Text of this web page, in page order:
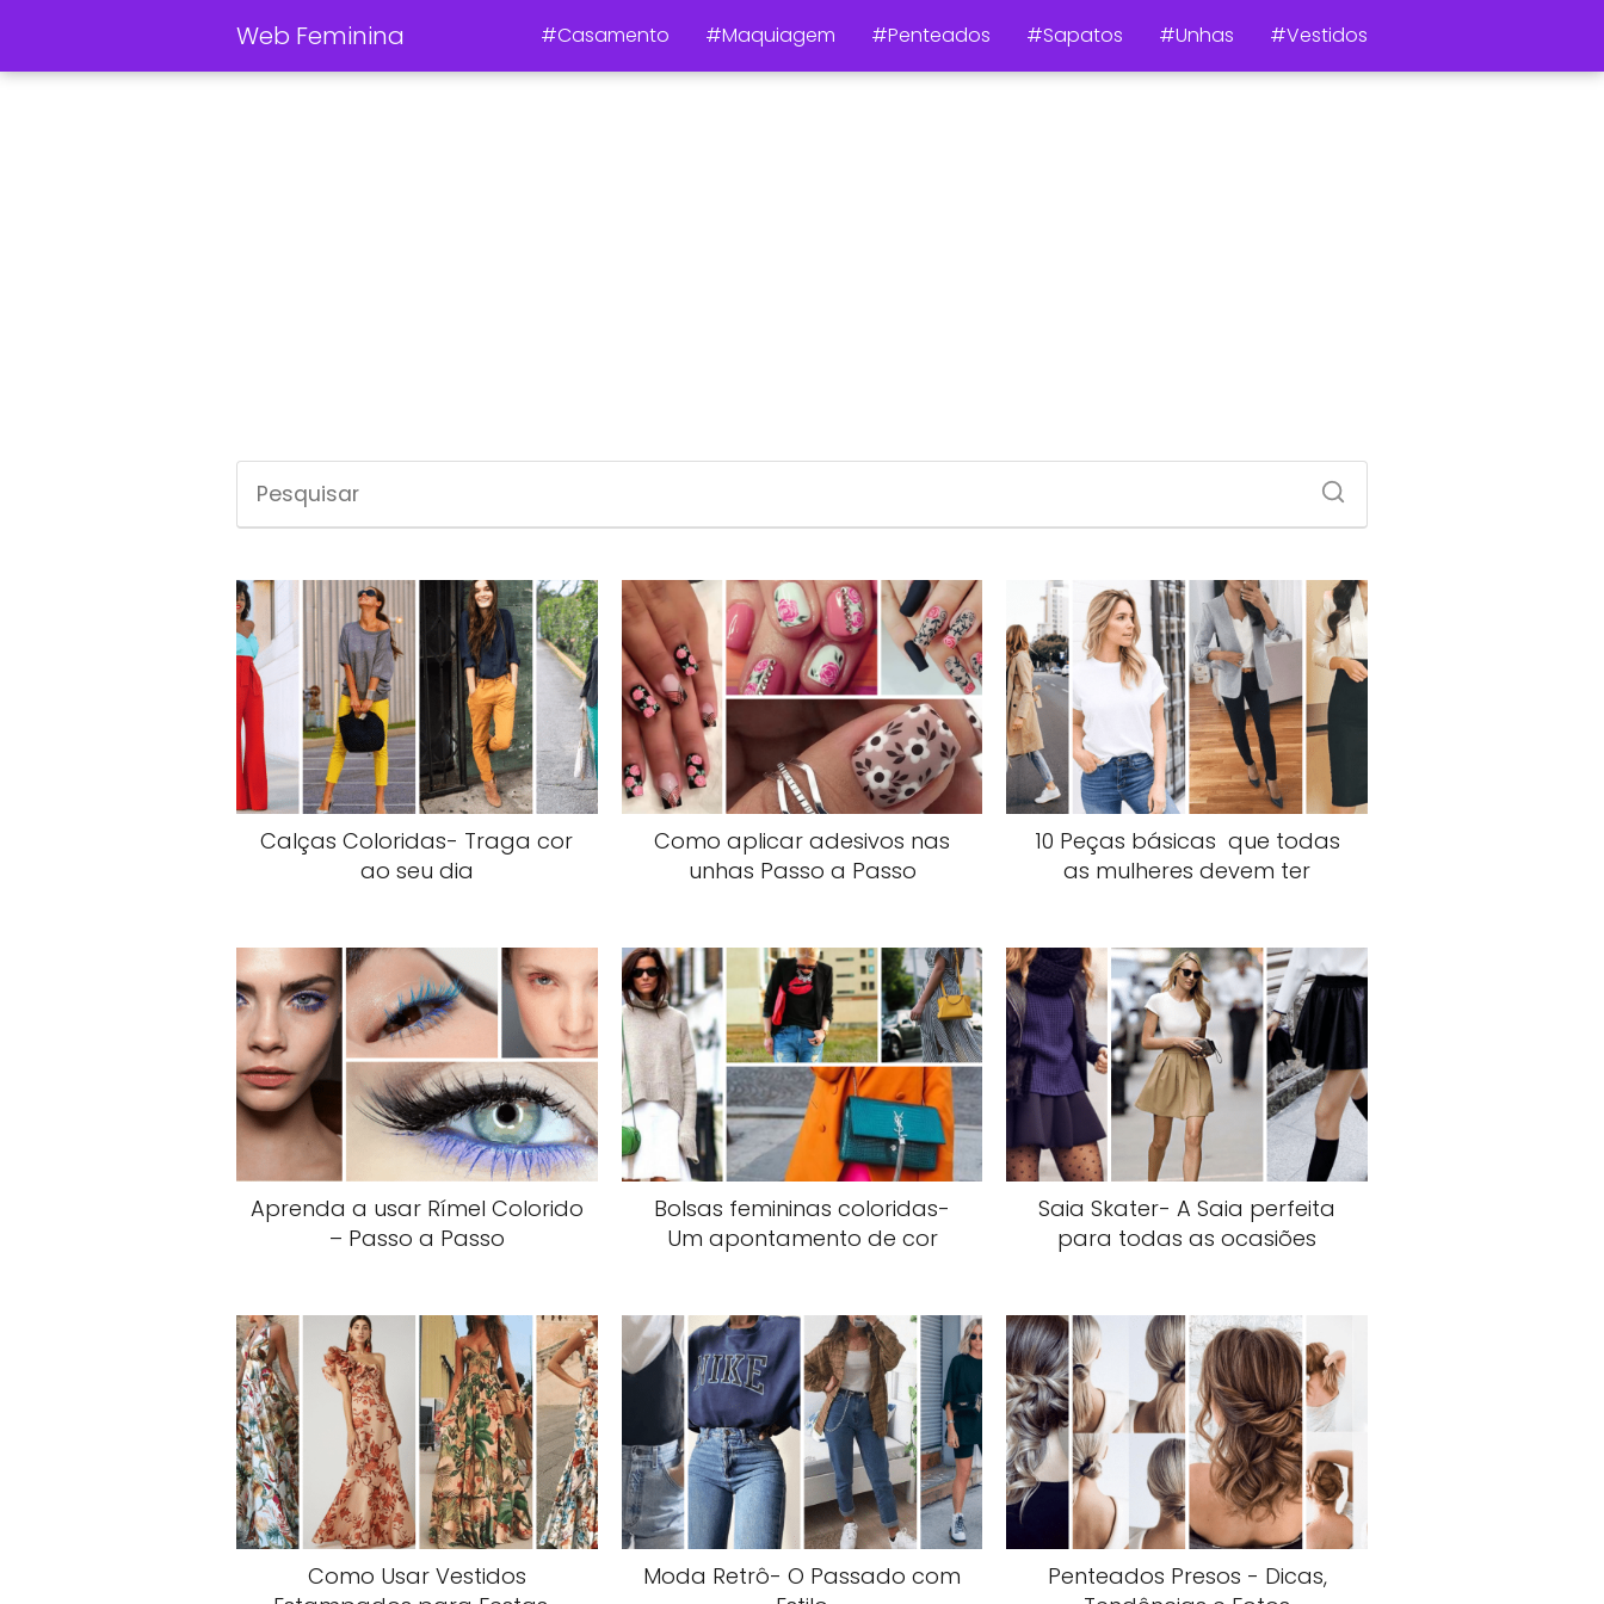
Web Feminina #Casamento #Maquiagem #Penteados #Sapatos #Unhas #Vestidos
Calças Coloridas- Traga cor
ao seu dia
Como aplicar adesivos nas
unhas Passo a Passo
10 Peças básicas que todas
as mulheres devem ter
Aprenda a usar Rímel Colorido
– Passo a Passo
Bolsas femininas coloridas-
Um apontamento de cor
Saia Skater- A Saia perfeita
para todas as ocasiões
Como Usar Vestidos
Moda Retrô- O Passado com
Penteados Presos - Dicas,